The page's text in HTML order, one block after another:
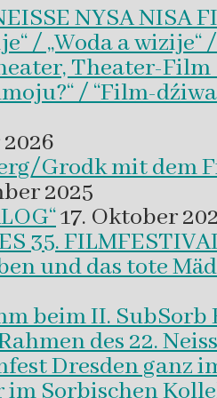
NYSA NISA
/ „Woda a wizije“
Theater-
/ “Film-
Grodk mit dem
2025
17. Oktober
35.
und das tote
beim II. SubSorb
des 22.
Dresden ganz